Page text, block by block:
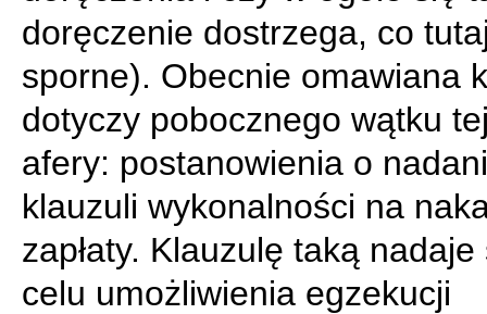
doręczenie dostrzega, co
sporne). Obecnie omawiana
dotyczy pobocznego wątku
afery: postanowienia o
klauzuli wykonalności na
zapłaty. Klauzulę taką nadaje
celu umożliwienia egzekucji